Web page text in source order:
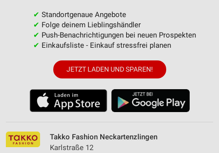
✔ Standortgenaue Angebote
✔ Folge deinem Lieblingshändler
✔ Push-Benachrichtigungen bei neuen Prospekten
✔ Einkaufsliste - Einkauf stressfrei planen
JETZT LADEN UND SPAREN!
Takko Fashion Neckartenzlingen
Karlstraße 12